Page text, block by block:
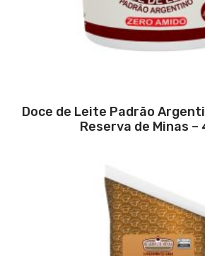
Doce de Leite Padrão
Reserva de Minas –